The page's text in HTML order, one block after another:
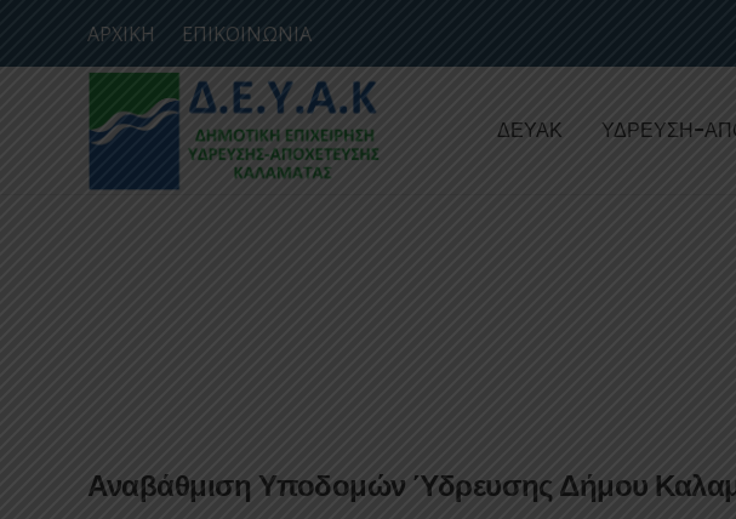
ΑΡΧΙΚΗ ΕΠΙΚΟΙΝΩΝΙΑ
ΔΕΥΑΚ ΥΔΡΕΥΣΗ-
Αναβάθμιση Υποδομών Ύδρευσης Δήμου